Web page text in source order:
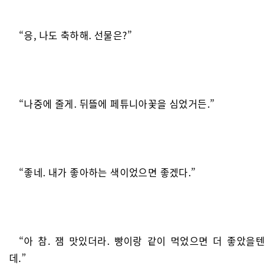
“응, 나도 축하해. 선물은?”
“나중에 줄게. 뒤뜰에 페튜니아꽃을 심었거든.”
“좋네. 내가 좋아하는 색이었으면 좋겠다.”
“아 참. 잼 맛있더라. 빵이랑 같이 먹었으면 더 좋았을텐
데.”